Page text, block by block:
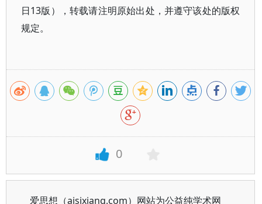
日13版），转载请注明原始出处，并遵守该处的版权
规定。
0
爱思想（aisixiang.com）网站为公益纯学术网